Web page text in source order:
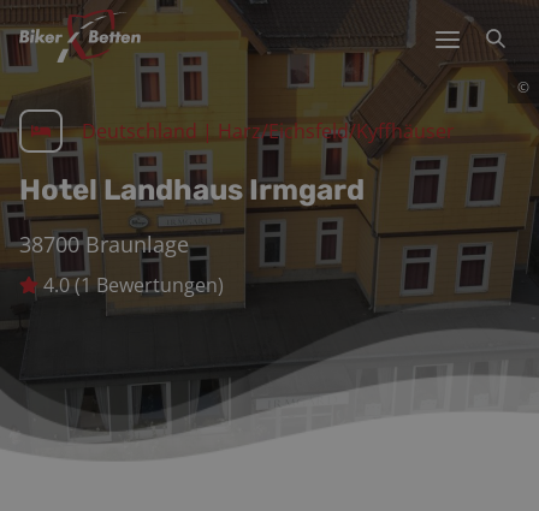
©
Deutschland | Harz/Eichsfeld/Kyffhäuser
Hotel Landhaus Irmgard
38700 Braunlage
4.0(1 Bewertungen)